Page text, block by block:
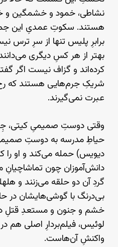
نشاطی، خمود و خشمگین و
هستند. سکوتِ عمدیِ این
برابرِ پلیس تنها از سرِ
بهتر از هر کسِ دیگری
کرده‌اند و گزاف نیست اگر
شریکِ جرم‌هایی هستند که
عبرت نمی‌گیرند.
وقتی دوستِ صمیمیِ کیتی،
حیاطِ مدرسه به دوستِ
دیویس) حمله می‌کند و او را
دانش‌آموزان چون تماشاچیانِ
گردِ آن دو حلقه می‌زنند و
بی‌درنگ با گوشی‌هایشان در
خشم و جنون و مستعدِ قتلِ
لوئیس، فیلم‌بردارِ اصلی هم
واکنشِ آن‌هاست.